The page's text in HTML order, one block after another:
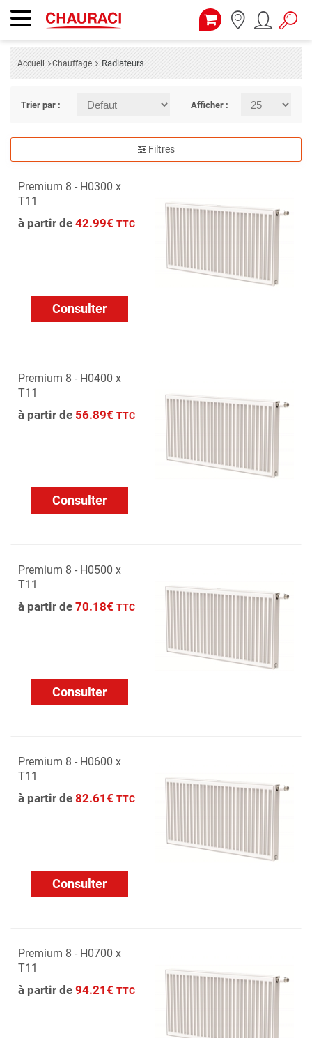
Accueil Chauffage Radiateurs
Trier par : Afficher :
Filtres
Premium 8 - H0300 x
T11
à partir de 42.99€ TTC
Consulter
Premium 8 - H0400 x
T11
à partir de 56.89€ TTC
Consulter
Premium 8 - H0500 x
T11
à partir de 70.18€ TTC
Consulter
Premium 8 - H0600 x
T11
à partir de 82.61€ TTC
Consulter
Premium 8 - H0700 x
T11
à partir de 94.21€ TTC